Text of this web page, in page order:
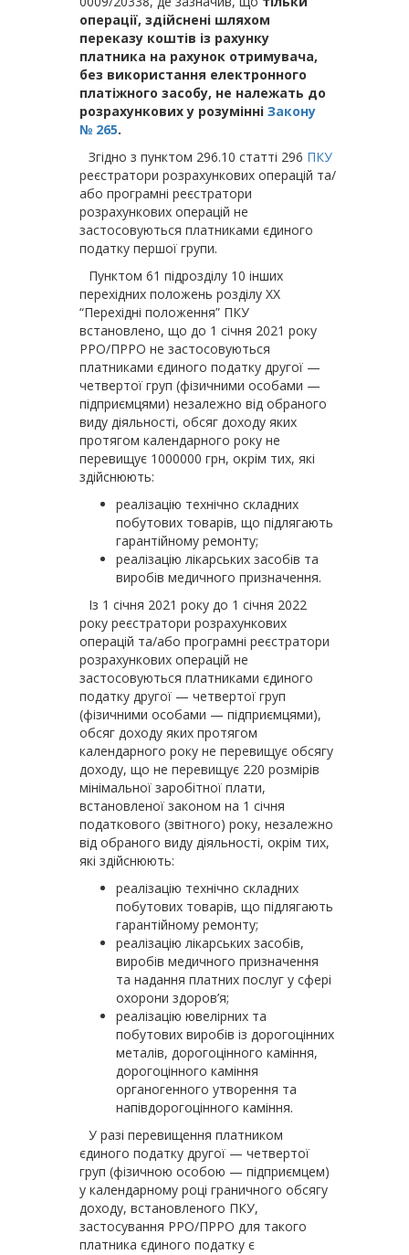
операції, здійснені шляхом
переказу коштів із рахунку
платника на рахунок отримувача,
без використання електронного
платіжного засобу, не належать до
розрахункових у розумінні Закону
№ 265.
Згідно з пунктом 296.10 статті 296 ПКУ
реєстратори розрахункових операцій та/
або програмні реєстратори
розрахункових операцій не
застосовуються платниками єдиного
податку першої групи.
Пунктом 61 підрозділу 10 інших
перехідних положень розділу ХХ
“Перехідні положення” ПКУ
встановлено, що до 1 січня 2021 року
РРО/ПРРО не застосовуються
платниками єдиного податку другої —
четвертої груп (фізичними особами —
підприємцями) незалежно від обраного
виду діяльності, обсяг доходу яких
протягом календарного року не
перевищує 1000000 грн, окрім тих, які
здійснюють:
реалізацію технічно складних
побутових товарів, що підлягають
гарантійному ремонту;
реалізацію лікарських засобів та
виробів медичного призначення.
Із 1 січня 2021 року до 1 січня 2022
року реєстратори розрахункових
операцій та/або програмні реєстратори
розрахункових операцій не
застосовуються платниками єдиного
податку другої — четвертої груп
(фізичними особами — підприємцями),
обсяг доходу яких протягом
календарного року не перевищує обсягу
доходу, що не перевищує 220 розмірів
мінімальної заробітної плати,
встановленої законом на 1 січня
податкового (звітного) року, незалежно
від обраного виду діяльності, окрім тих,
які здійснюють:
реалізацію технічно складних
побутових товарів, що підлягають
гарантійному ремонту;
реалізацію лікарських засобів,
виробів медичного призначення
та надання платних послуг у сфері
охорони здоров’я;
реалізацію ювелірних та
побутових виробів із дорогоцінних
металів, дорогоцінного каміння,
дорогоцінного каміння
органогенного утворення та
напівдорогоцінного каміння.
У разі перевищення платником
єдиного податку другої — четвертої
груп (фізичною особою — підприємцем)
у календарному році граничного обсягу
доходу, встановленого ПКУ,
застосування РРО/ПРРО для такого
платника єдиного податку є